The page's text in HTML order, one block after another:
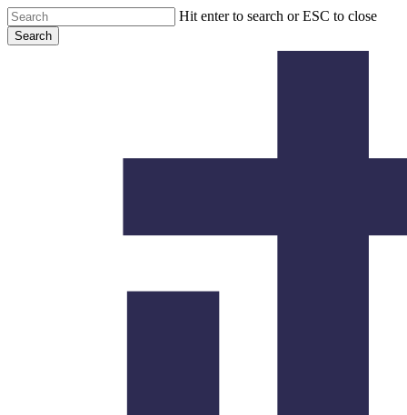
Skip
to
main
Hit enter to search or ESC to close
Search